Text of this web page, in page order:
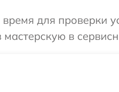
для проверки
в